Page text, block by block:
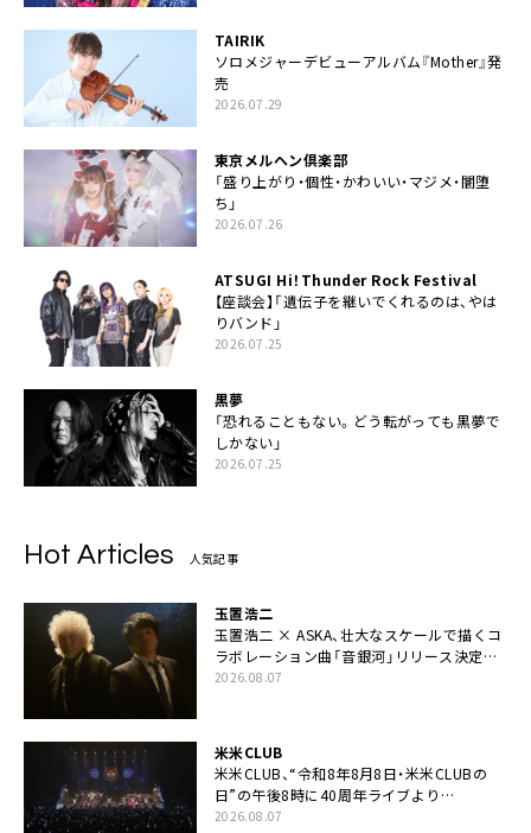
TAIRIK
ソロメジャーデビューアルバム『Mother』発
売
2026.07.29
東京メルヘン倶楽部
「盛り上がり・個性・かわいい・マジメ・闇堕
ち」
2026.07.26
ATSUGI Hi！Thunder Rock Festival
【座談会】「遺伝子を継いでくれるのは、やは
りバンド」
2026.07.25
黒夢
「恐れることもない。どう転がっても黒夢で
しかない」
2026.07.25
Hot Articles 人気記事
玉置浩二
玉置浩二 × ASKA、壮大なスケールで描くコ
ラボレーション曲「音銀河」リリース決定。
カップリングには新曲「命の宿り」収録も
2026.08.07
米米CLUB
米米CLUB、“令和8年8月8日・米米CLUBの
日”の午後8時に40周年ライブより
「FANtachy medley」を88年限定公開
2026.08.07